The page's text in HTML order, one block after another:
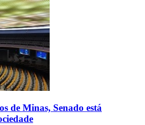
de Minas, Senado está